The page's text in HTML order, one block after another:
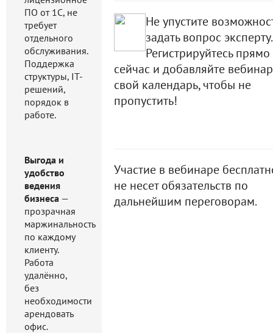
ПО от 1С, не
требует
отдельного
обслуживания.
Поддержка
структуры, IT-
решений,
порядок в
работе.
Выгода и
удобство
ведения
бизнеса —
прозрачная
маржинальность
по каждому
клиенту.
Работа
удалённо,
без
необходимости
арендовать
офис.
Не упустите
задать вопрос эксперту.
Регистрируйтесь прямо
сейчас и добавляйте
свой календарь, чтобы не
пропустить!
Участие в вебинаре
не несет обязательств по
дальнейшим переговорам.